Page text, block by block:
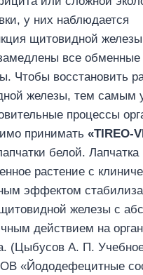
у них наблюдается
щитовидной
все обменные
Чтобы восстановить
железы, тем самым
процессы
принимать «TIREO-
белой. Лапчатка
растение с
эффектом
железы с
действием на
(Цыбусов А. П.
«Йододефецитные